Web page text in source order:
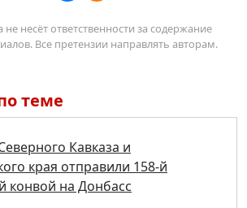
несёт ответственности за содержание
Все претензии направлять авторам.
теме
Кавказа и
края отправили 158-й
конвой на Донбасс